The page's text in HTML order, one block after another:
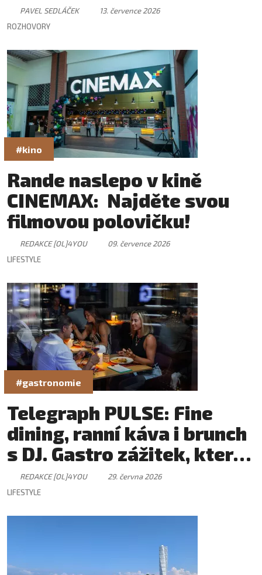
PAVEL SEDLÁČEK
13. července 2026
ROZHOVORY
#kino
Rande naslepo v kině
CINEMAX: Najděte svou
filmovou polovičku!
REDAKCE [OL]4YOU
09. července 2026
LIFESTYLE
#gastronomie
Telegraph PULSE: Fine
dining, ranní káva i brunch
s DJ. Gastro zážitek, který
má svůj rytmus
REDAKCE [OL]4YOU
29. června 2026
LIFESTYLE